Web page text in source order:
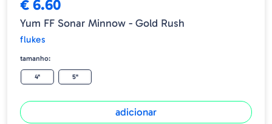
€ 6.60
Yum FF Sonar Minnow - Gold Rush
flukes
tamanho:
4" 5"
adicionar